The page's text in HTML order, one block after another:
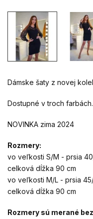
Dámske šaty z novej
Dostupné v troch farbách.
NOVINKA zima 2024
Rozmery:
vo veľkosti S/M - prsia
celková dĺžka 90 cm
vo veľkosti M/L - prsia
celková dĺžka 90 cm
Rozmery sú merané